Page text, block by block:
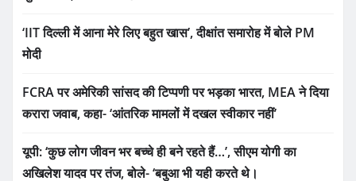
‘IIT दिल्ली में आना मेरे लिए बहुत खास’, दीक्षांत समारोह में बोले PM
मोदी
FCRA पर अमेरिकी सांसद की टिप्पणी पर भड़का भारत, MEA ने दिया
करारा जवाब, कहा- ‘आंतरिक मामलों में दखल स्वीकार नहीं’
यूपी: ‘कुछ लोग जीवन भर बच्चे ही बने रहते हैं…’, सीएम योगी का
अखिलेश यादव पर तंज, बोले- ‘बबुआ भी यही करते थे।